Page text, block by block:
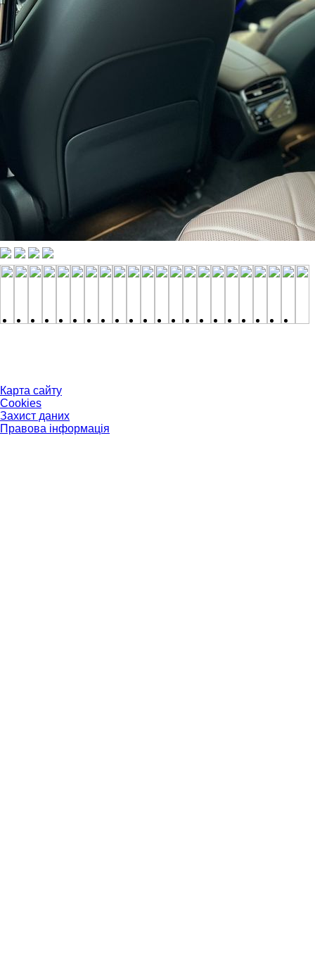
Карта сайту
Cookies
Захист даних
Правова інформація